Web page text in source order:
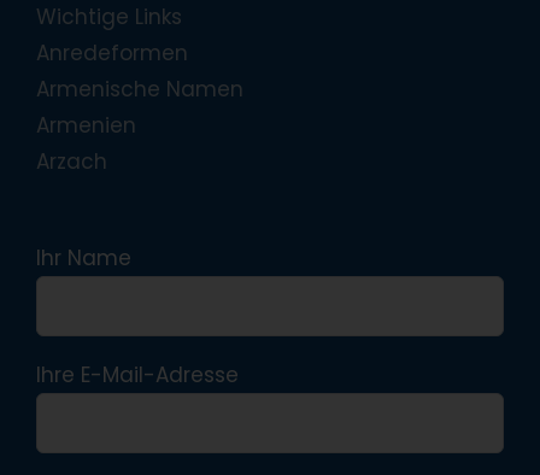
Wichtige Links
Anredeformen
Armenische Namen
Armenien
Arzach
Ihr Name
Ihre E-Mail-Adresse